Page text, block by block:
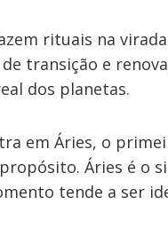
rituais na
transição e
dos planetas.
em Áries, o
Áries é o
tende a ser